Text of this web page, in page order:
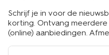
Schrijf je in voor de
korting. Ontvang
(online) aanbiedingen.
e-